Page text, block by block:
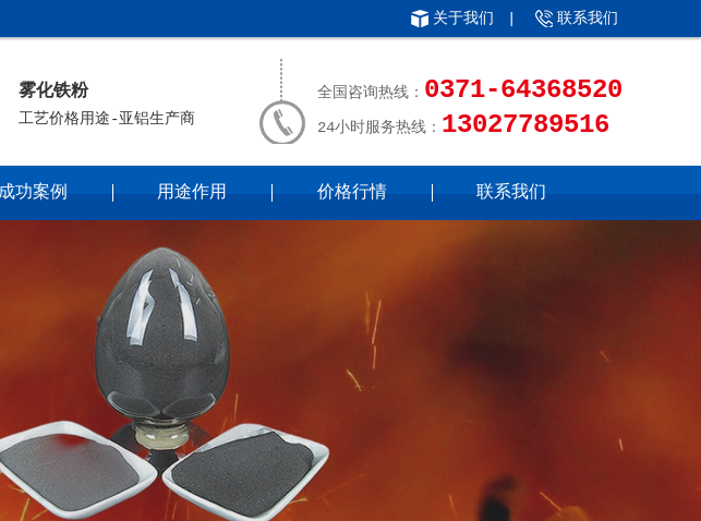
关于我们 联系我们
雾化铁粉
工艺价格用途-亚铝生产商
全国咨询热线： 0371-64368520
24小时服务热线： 13027789516
功案例 用途作用 价格行情 联系我们